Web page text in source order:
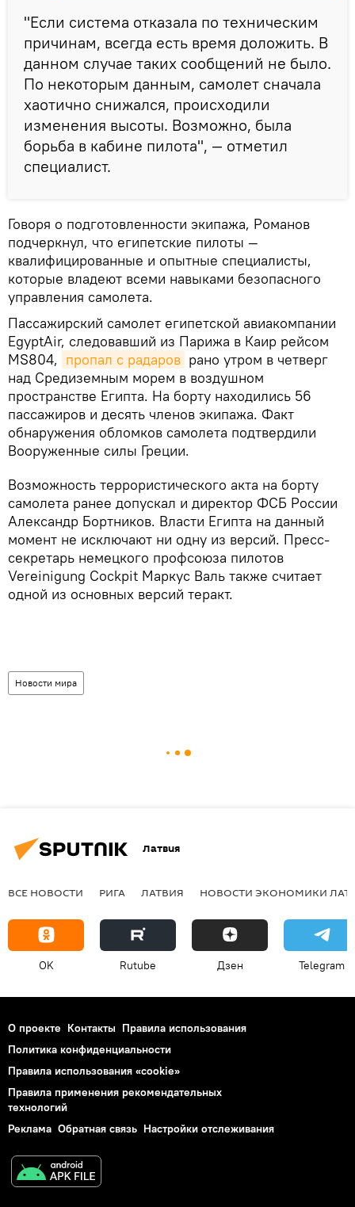
"Если система отказала по техническим
причинам, всегда есть время доложить. В
данном случае таких сообщений не было.
По некоторым данным, самолет сначала
хаотично снижался, происходили
изменения высоты. Возможно, была
борьба в кабине пилота", — отметил
специалист.
Говоря о подготовленности экипажа, Романов
подчеркнул, что египетские пилоты —
квалифицированные и опытные специалисты,
которые владеют всеми навыками безопасного
управления самолета.
Пассажирский самолет египетской авиакомпании
EgyptAir, следовавший из Парижа в Каир рейсом
MS804, пропал с радаров рано утром в четверг
над Средиземным морем в воздушном
пространстве Египта. На борту находились 56
пассажиров и десять членов экипажа. Факт
обнаружения обломков самолета подтвердили
Вооруженные силы Греции.
Возможность террористического акта на борту
самолета ранее допускал и директор ФСБ России
Александр Бортников. Власти Египта на данный
момент не исключают ни одну из версий. Пресс-
секретарь немецкого профсоюза пилотов
Vereinigung Cockpit Маркус Валь также считает
одной из основных версий теракт.
Новости мира
Латвия
ВСЕ НОВОСТИ РИГА ЛАТВИЯ НОВОСТИ ЭКОНОМИКИ
OK Rutube Дзен Telegram
О проекте Контакты Правила использования
Политика конфиденциальности
Правила использования «cookie»
Правила применения рекомендательных
технологий
Реклама Обратная связь Настройки отслеживания